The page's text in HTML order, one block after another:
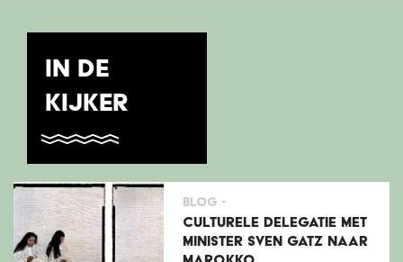
IN DE
KIJKER
Blog -
CULTURELE DELEGATIE MET
MINISTER SVEN GATZ NAAR